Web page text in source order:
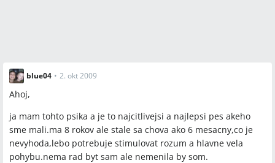
blue04 • 2. okt 2009
Ahoj,
ja mam tohto psika a je to najcitlivejsi a najlepsi pes akeho
sme mali.ma 8 rokov ale stale sa chova ako 6 mesacny,co je
nevyhoda,lebo potrebuje stimulovat rozum a hlavne vela
pohybu.nema rad byt sam ale nemenila by som.